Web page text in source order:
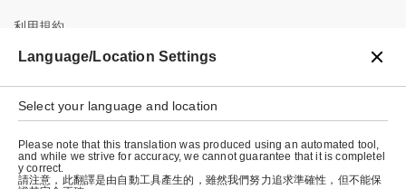
利用規約
プライバシーポリシー
特定商取引法に基づく表示
会社概要
Language/Location Settings
Select your language and location
Please note that this translation was produced using an automated tool,
and while we strive for accuracy, we cannot guarantee that it is completel
y correct.
請注意，此翻譯是由自動工具產生的，雖然我們努力追求準確性，但不能保